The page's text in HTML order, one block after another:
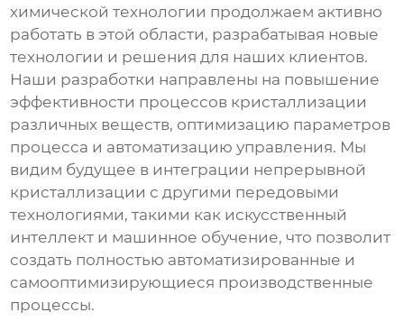
химической технологии продолжаем активно
работать в этой области, разрабатывая новые
технологии и решения для наших клиентов.
Наши разработки направлены на повышение
эффективности процессов кристаллизации
различных веществ, оптимизацию параметров
процесса и автоматизацию управления. Мы
видим будущее в интеграции непрерывной
кристаллизации с другими передовыми
технологиями, такими как искусственный
интеллект и машинное обучение, что позволит
создать полностью автоматизированные и
самооптимизирующиеся производственные
процессы.